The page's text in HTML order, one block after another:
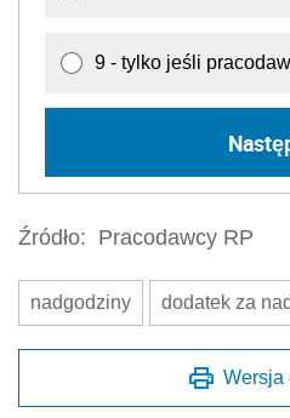
9 - tylko jeśli
Źródło: Pracodawcy RP
nadgodziny dodatek za
Wersja